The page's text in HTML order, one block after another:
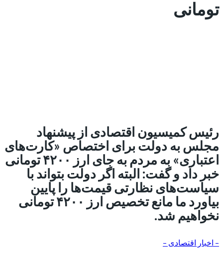
تومانی
رئیس کمیسیون اقتصادی از پیشنهاد
مجلس به دولت برای اختصاص «کارت‌های
اعتباری» به مردم به جای ارز ۴۲۰۰ تومانی
خبر داد و گفت: البته اگر دولت بتواند با
سیاست‌های نظارتی قیمت‌ها را پایین
بیاورد ما مانع تخصیص ارز ۴۲۰۰ تومانی
نخواهیم شد.
– اخبار اقتصادی –